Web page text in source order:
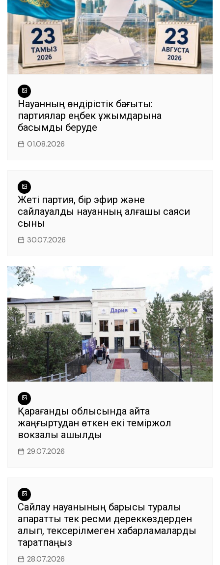
Науқанның өндірістік бағыты:
партиялар еңбек ұжымдарына
басымдық беруде
01.08.2026
Жеті партия, бір эфир және
сайлауалды науқанның алғашқы саяси
сыны
30.07.2026
Қарағанды облысында қайта
жаңғыртудан өткен екі теміржол
вокзалы ашылды
29.07.2026
Сайлау науқанының барысы туралы
ақпаратты тек ресми дереккөздерден
алып, тексерілмеген хабарламаларды
таратпаңыз
28.07.2026